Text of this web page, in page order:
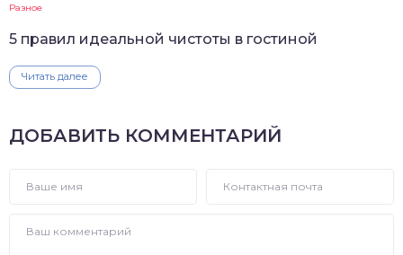
Разное
5 правил идеальной чистоты в гостиной
Читать далее
ДОБАВИТЬ КОММЕНТАРИЙ